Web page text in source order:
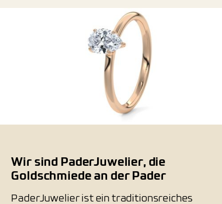
Wir sind PaderJuwelier, die
Goldschmiede an der Pader
PaderJuwelier ist ein traditionsreiches